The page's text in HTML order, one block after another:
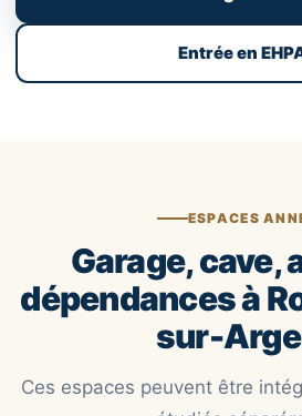
Entrée en
ESPACES
Garage, cave,
dépendances à
sur-
Ces espaces peuvent être